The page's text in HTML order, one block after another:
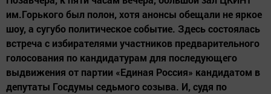
им.Горького был полон, хотя анонсы обещали не яркое
шоу, а сугубо политическое событие. Здесь состоялась
встреча с избирателями участников предварительного
голосования по кандидатурам для последующего
выдвижения от партии «Единая Россия» кандидатом в
депутаты Госдумы седьмого созыва. И, судя по